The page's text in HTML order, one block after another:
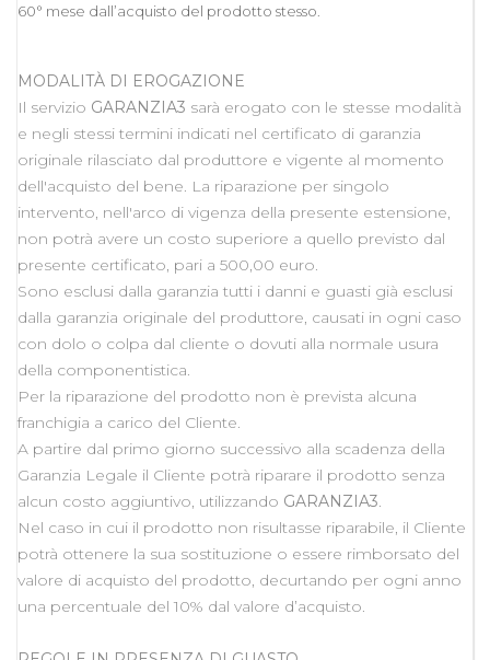
60° mese dall’acquisto del prodotto stesso.
MODALITÀ DI EROGAZIONE
Il servizio GARANZIA3 sarà erogato con le stesse modalità
e negli stessi termini indicati nel certificato di garanzia
originale rilasciato dal produttore e vigente al momento
dell'acquisto del bene. La riparazione per singolo
intervento, nell'arco di vigenza della presente estensione,
non potrà avere un costo superiore a quello previsto dal
presente certificato, pari a 500,00 euro.
Sono esclusi dalla garanzia tutti i danni e guasti già esclusi
dalla garanzia originale del produttore, causati in ogni caso
con dolo o colpa dal cliente o dovuti alla normale usura
della componentistica.
Per la riparazione del prodotto non è prevista alcuna
franchigia a carico del Cliente.
A partire dal primo giorno successivo alla scadenza della
Garanzia Legale il Cliente potrà riparare il prodotto senza
alcun costo aggiuntivo, utilizzando GARANZIA3
Nel caso in cui il prodotto non risultasse riparabile, il Cliente
potrà ottenere la sua sostituzione o essere rimborsato del
valore di acquisto del prodotto, decurtando per ogni anno
una percentuale del 10% dal valore d’acquisto.